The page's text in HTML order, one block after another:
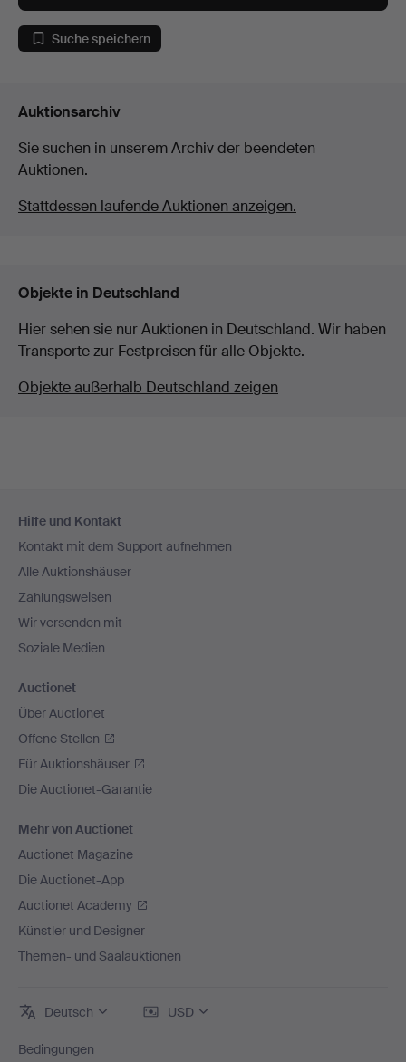
Suche speichern
Auktionsarchiv
Sie suchen in unserem Archiv der beendeten
Auktionen.
Stattdessen laufende Auktionen anzeigen.
Objekte in Deutschland
Hier sehen sie nur Auktionen in Deutschland. Wir haben
Transporte zur Festpreisen für alle Objekte.
Objekte außerhalb Deutschland zeigen
Navigation
Hilfe und Kontakt
Kontakt mit dem Support aufnehmen
Alle Auktionshäuser
Zahlungsweisen
Wir versenden mit
Soziale Medien
Auctionet
Über Auctionet
Offene Stellen
Für Auktionshäuser
Die Auctionet-Garantie
Mehr von Auctionet
Auctionet Magazine
Die Auctionet-App
Auctionet Academy
Künstler und Designer
Themen- und Saalauktionen
Deutsch USD
Bedingungen